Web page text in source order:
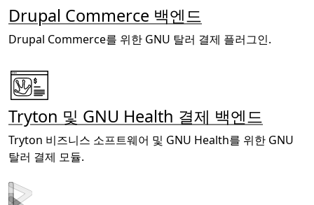
Drupal Commerce 백엔드
Drupal Commerce를 위한 GNU 탈러 결제 플러그인.
Tryton 및 GNU Health 결제 백엔드
Tryton 비즈니스 소프트웨어 및 GNU Health를 위한 GNU
탈러 결제 모듈.